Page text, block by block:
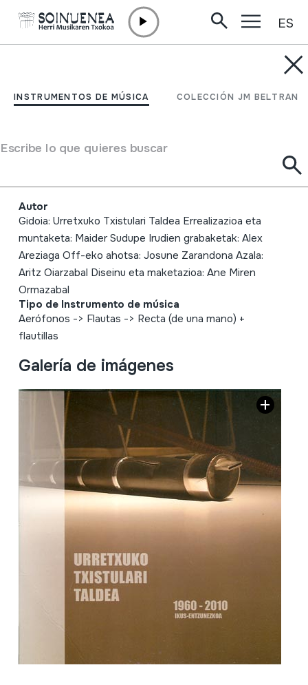
INSTRUMENTOS DE MÚSICA COLECCIÓN JM BELTRAN
Escribe lo que quieres buscar
ES
Urretxuko Txistulari
Txistularis de Urretxu;
Autor
Gidoia: Urretxuko Txistulari Taldea Errealizazioa eta
muntaketa: Maider Sudupe Irudien grabaketak: Alex
Areziaga Off-eko ahotsa: Josune Zarandona Azala:
Aritz Oiarzabal Diseinu eta maketazioa: Ane Miren
Ormazabal
Tipo de Instrumento de música
Aerófonos -> Flautas -> Recta (de una mano) +
flautillas
Galería de imágenes